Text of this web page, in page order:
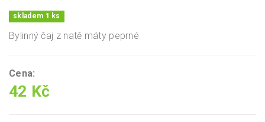
skladem 1 ks
Bylinný čaj z natě máty peprné
Cena:
42 Kč